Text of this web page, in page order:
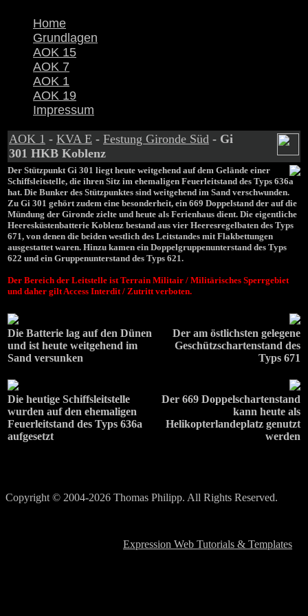
Home
Grundlagen
AOK 15
AOK 7
AOK 1
AOK 19
Impressum
AOK 1 - KVA E - Festung Gironde Süd - Gi
301 HKB Koblenz
Der Stützpunkt Gi 301 liegt heute weitgehend auf dem Gelände einer
Schiffsleitstelle, die ihren Sitz im ehemaligen Feuerleitstand des Typs 636a
hat. Die Bunker des Stützpunktes sind weitgehend im Sand verschwunden.
Zu Gi 301 gehört zudem eine besonderheit, ein 669 Doppelstand der auf die
Mündung der Gironde zielte und heute als Ferienhaus dient. Die eigentliche
Heeresküstenbatterie Koblenz bestand aus vier Heeresregelbaten des Typs
671, von denen die beiden westlich des Leitstandes mit Flakbettungen
ausgestattet waren. Hinzu kamen ein Doppelgruppenunterstand des Typs
622 und ein Gruppenunterstand des Typs 621.
Der Bereich der Leitstelle ist Terrain Militair / Militärisches Sperrgebiet
und daher gilt Access Interdit/ Zutritt verboten.
Die Batterie lag auf den Dünen
und ist heute weitgehend im
Sand versunken
Der am östlichsten gelegene
Geschützschartenstand des
Typs 671
Die heutige Schiffsleitstelle
wurden auf den ehemaligen
Feuerleitstand des Typs 636a
aufgesetzt
Der 669 Doppelschartenstand
kann heute als
Helikopterlandeplatz genutzt
werden
Copyright © 2004-2026 Thomas Philipp. All Rights Reserved.
Expression Web Tutorials & Templates